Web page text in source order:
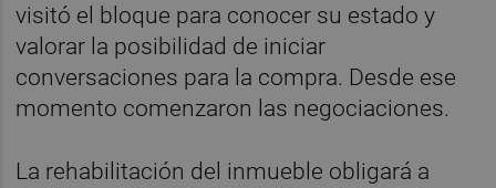
visitó el bloque para conocer su estado y
valorar la posibilidad de iniciar
conversaciones para la compra. Desde ese
momento comenzaron las negociaciones.
La rehabilitación del inmueble obligará a